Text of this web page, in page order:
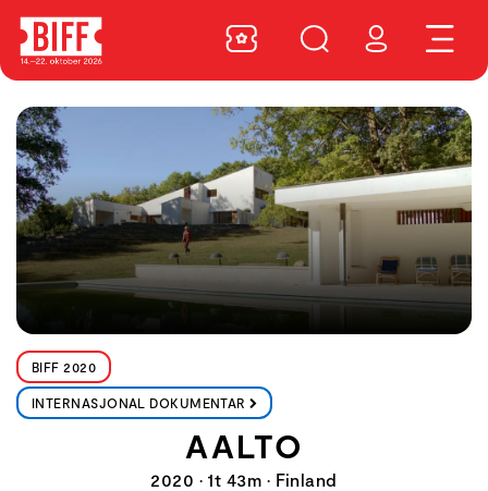
BIFF 2020
INTERNASJONAL DOKUMENTAR
AALTO
2020 • 1t 43m • Finland